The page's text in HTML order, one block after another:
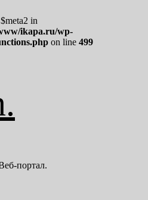
in
ikapa.ru/wp-
on line 499
портал.